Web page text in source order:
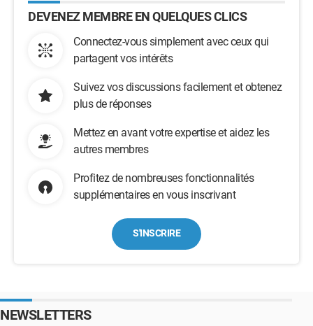
DEVENEZ MEMBRE EN QUELQUES CLICS
Connectez-vous simplement avec ceux qui
partagent vos intérêts
Suivez vos discussions facilement et obtenez
plus de réponses
Mettez en avant votre expertise et aidez les
autres membres
Profitez de nombreuses fonctionnalités
supplémentaires en vous inscrivant
S'INSCRIRE
NEWSLETTERS